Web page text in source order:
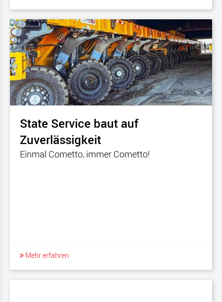
State Service baut auf
Zuverlässigkeit
Einmal Cometto, immer Cometto!
Mehr erfahren